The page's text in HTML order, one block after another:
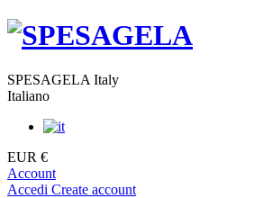
SPESAGELA Italy
Italiano
EUR €
Account
Accedi Create account